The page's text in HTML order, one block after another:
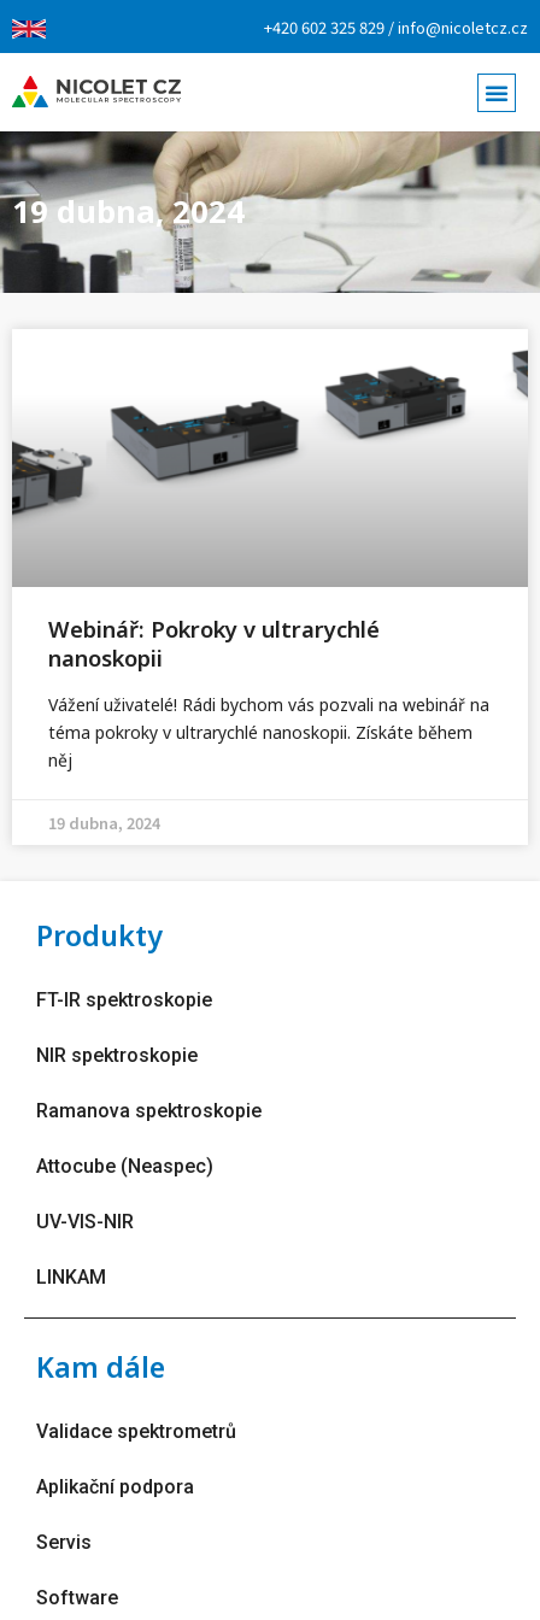
+420 602 325 829 / info@nicoletcz.cz
19 dubna, 2024
Webinář: Pokroky v ultrarychlé
nanoskopii
Vážení uživatelé! Rádi bychom vás pozvali na webinář na
téma pokroky v ultrarychlé nanoskopii. Získáte během
něj
19 dubna, 2024
Produkty
FT-IR spektroskopie
NIR spektroskopie
Ramanova spektroskopie
Attocube (Neaspec)
UV-VIS-NIR
LINKAM
Kam dále
Validace spektrometrů
Aplikační podpora
Servis
Software